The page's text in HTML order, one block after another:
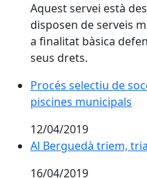
Aquest servei està
disposen de serveis
a finalitat bàsica
seus drets.
Procés selectiu de
piscines municipals
12/04/2019
Al Berguedà triem,
Al Berguedà triem,
16/04/2019